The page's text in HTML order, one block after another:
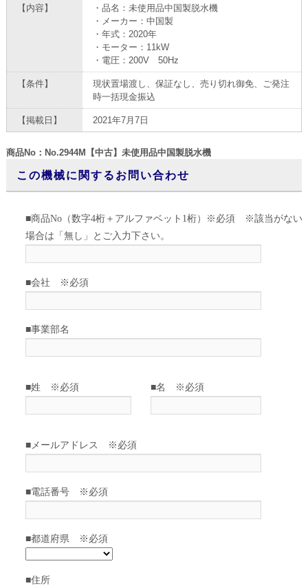
【内容】
・品名：未使用品中国製脱水機
・メーカー：中国製
・年式：2020年
・モーター：11kW
・電圧：200V 50Hz
【条件】
現状置場渡し、保証なし、売り切れ御免、ご発注
時一括現金振込
【掲載日】 2021年7月7日
商品No：No.2944M【中古】未使用品中国製脱水機
この機械に関するお問い合わせ